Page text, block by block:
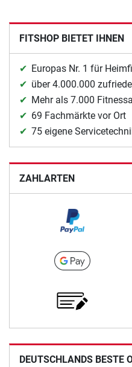
FITSHOP BIETET IHNEN
Europas Nr. 1 für
über 4.000.000
Mehr als 7.000
69 Fachmärkte vor Ort
75 eigene
ZAHLARTEN
DEUTSCHLANDS BESTE